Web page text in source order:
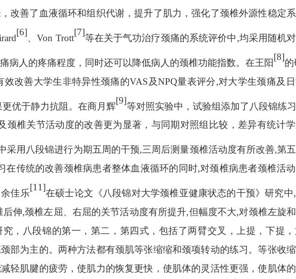
改善了血液循环和组织代谢，提升了肌力，强化了颈椎外源性稳定
[6]
、Von Trott
[7]
等在关于气功治疗颈痛的系统评价中,均采用随机
病人的疼痛程度，同时还可以降低病人的颈椎功能指数。在王阳
[8]
改善大学生非特异性颈痛的VAS及NPQ量表评分,对大学生颈痛及
优于静力抗阻。在商月辉
[9]
等对照实验中，试验组添加了八段锦练
颈椎关节活动度的改善更为显著，与同期对照组比较，差异有统计
采用八段锦进行为期五周的干预,三周后测量颈椎活动度有所改善,第
在传统的改善颈椎病患者整体血液循环的同时,对颈椎病患者颈椎活
佳乐
[11]
在硕士论文《八段锦对大学颈椎亚健康状态的干预》研究中
伸,颈椎左屈、右屈的关节活动度有所提升,但幅度不大,对颈椎左旋
，八段锦的第一，第二，第四式，包括了两臂交叉，上提，下提
部为主的。两种方法都有颈肌等张缩缩和颈项转动的练习。等张收
轻肌腱的疲劳，使肌力的恢复更快，使肌体的灵活性更强，使肌体